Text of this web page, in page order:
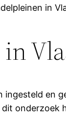
in
ingesteld en
onderzoek